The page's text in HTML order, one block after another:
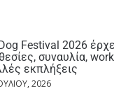
Festival 2026
συναυλία,
εκπλήξεις
2026